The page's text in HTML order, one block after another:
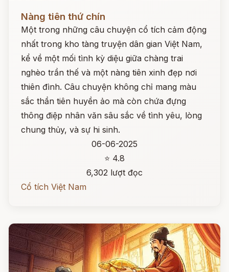
Nàng tiên thứ chín
Một trong những câu chuyện cổ tích cảm động
nhất trong kho tàng truyện dân gian Việt Nam,
kể về một mối tình kỳ diệu giữa chàng trai
nghèo trần thế và một nàng tiên xinh đẹp nơi
thiên đình. Câu chuyện không chỉ mang màu
sắc thần tiên huyền ảo mà còn chứa đựng
thông điệp nhân văn sâu sắc về tình yêu, lòng
chung thủy, và sự hi sinh.
06-06-2025
⭐ 4.8
6,302 lượt đọc
Cổ tích Việt Nam